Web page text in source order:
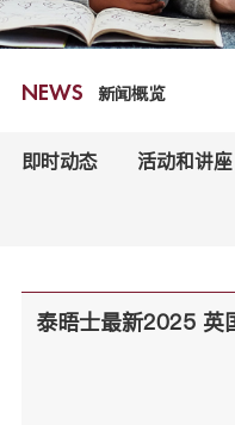
NEWS 新闻概览
即时动态 活动和讲座